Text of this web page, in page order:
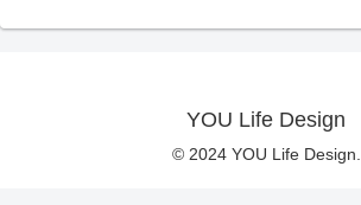
YOU Life Design
© 2024 YOU Life Design.